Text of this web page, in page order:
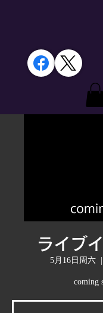
ライブ
5月16日周六
  |
coming